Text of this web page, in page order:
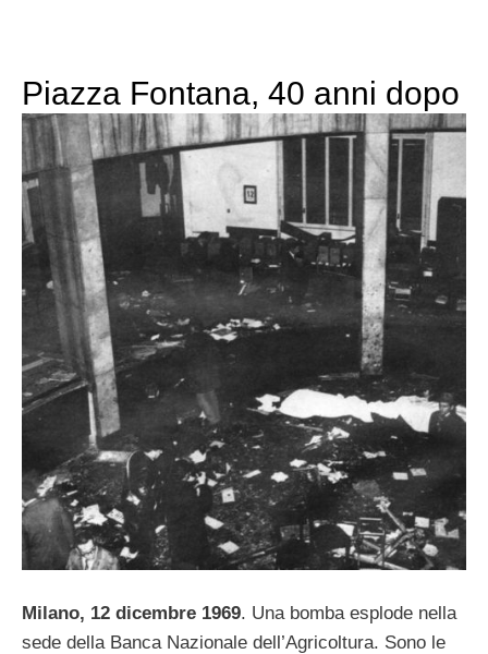
Piazza Fontana, 40 anni dopo
Milano, 12 dicembre 1969. Una bomba esplode nella
sede della Banca Nazionale dell’Agricoltura. Sono le